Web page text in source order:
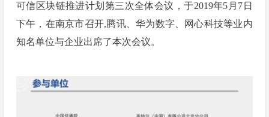
可信区块链推进计划第三次全体会议，于2019年5月7日
下午，在南京市召开,腾讯、华为数字、网心科技等业内
知名单位与企业出席了本次会议。